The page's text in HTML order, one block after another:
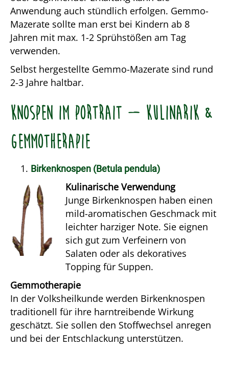
Anwendung auch stündlich erfolgen. Gemmo-
Mazerate sollte man erst bei Kindern ab 8
Jahren mit max. 1-2 Sprühstößen am Tag
verwenden.
Selbst hergestellte Gemmo-Mazerate sind rund
2-3 Jahre haltbar.
Knospen im Portrait – Kulinarik &
Gemmotherapie
Birkenknospen (Betula pendula)
Kulinarische Verwendung
Junge Birkenknospen haben einen
mild-aromatischen Geschmack mit
leichter harziger Note. Sie eignen
sich gut zum Verfeinern von
Salaten oder als dekoratives
Topping für Suppen.
Gemmotherapie
In der Volksheilkunde werden Birkenknospen
traditionell für ihre harntreibende Wirkung
geschätzt. Sie sollen den Stoffwechsel anregen
und bei der Entschlackung unterstützen.